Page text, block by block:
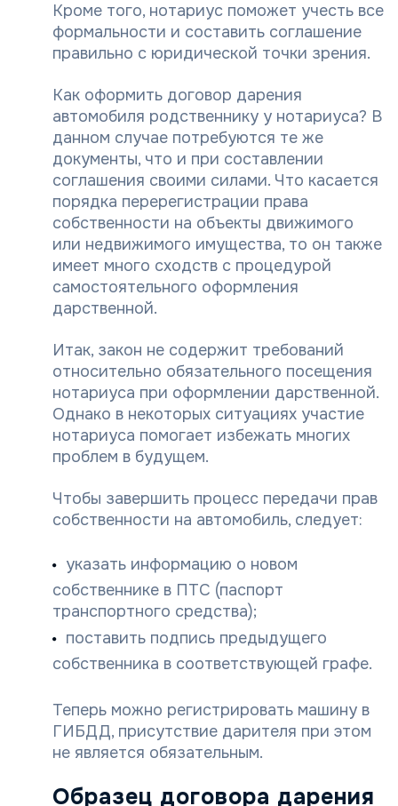
Кроме того, нотариус поможет учесть все
формальности и составить соглашение
правильно с юридической точки зрения.
Как оформить договор дарения
автомобиля родственнику у нотариуса? В
данном случае потребуются те же
документы, что и при составлении
соглашения своими силами. Что касается
порядка перерегистрации права
собственности на объекты движимого
или недвижимого имущества, то он также
имеет много сходств с процедурой
самостоятельного оформления
дарственной.
Итак, закон не содержит требований
относительно обязательного посещения
нотариуса при оформлении дарственной.
Однако в некоторых ситуациях участие
нотариуса помогает избежать многих
проблем в будущем.
Чтобы завершить процесс передачи прав
собственности на автомобиль, следует:
указать информацию о новом
собственнике в ПТС (паспорт
транспортного средства);
поставить подпись предыдущего
собственника в соответствующей графе.
Теперь можно регистрировать машину в
ГИБДД, присутствие дарителя при этом
не является обязательным.
Образец договора дарения